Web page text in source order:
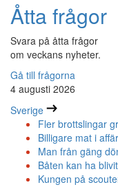
Åtta frågor
Svara på åtta frågor
om veckans nyheter.
Gå till frågorna
4 augusti 2026
Sverige
Fler brottslingar
Billigare mat i
Man från gäng
Båten kan ha
Kungen på